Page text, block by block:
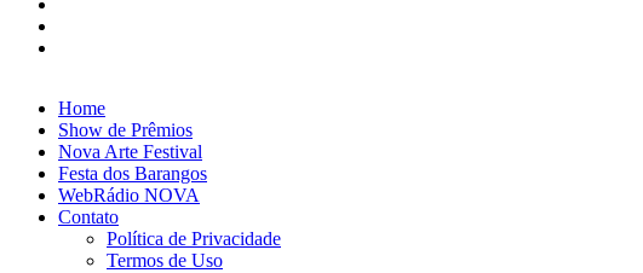
Home
Show de Prêmios
Nova Arte Festival
Festa dos Barangos
WebRádio NOVA
Contato
Política de Privacidade
Termos de Uso